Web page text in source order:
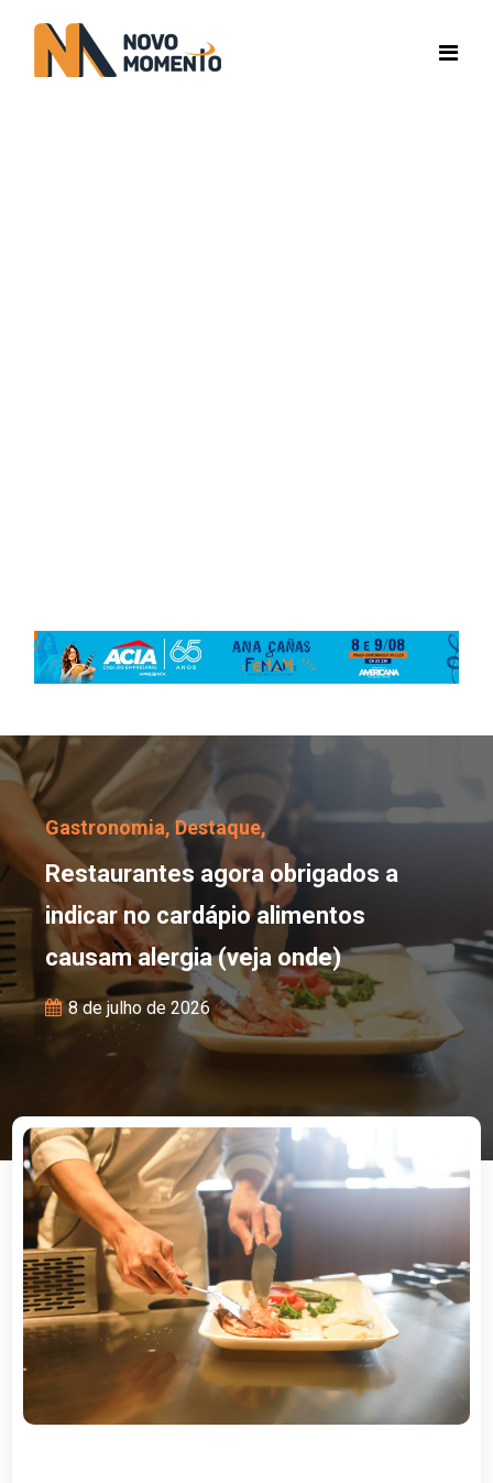
Restaurantes agora
Gastronomia,Destaque,
Restaurantes agora obrigados a
indicar no cardápio alimentos
causam alergia (veja onde)
8 de julho de 2026